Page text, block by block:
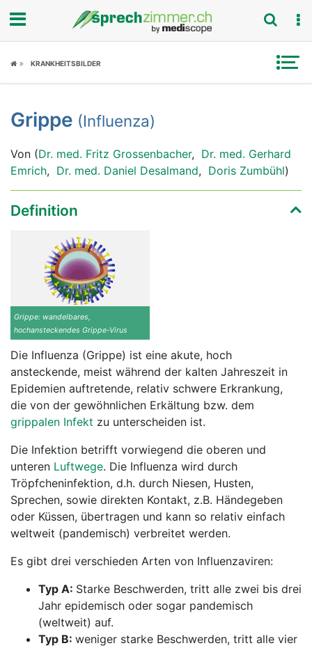
Fokus
Symptome
Untersuchungen
News
Rubriken
KRANKHEITSBILDER
Grippe (Influenza)
Von (Dr. med. Fritz Grossenbacher, Dr. med. Gerhard
Emrich, Dr. med. Daniel Desalmand, Doris Zumbühl)
Definition
Grippe: wandelbares,
hochansteckendes Grippe-Virus
Die Influenza (Grippe) ist eine akute, hoch
ansteckende, meist während der kalten Jahreszeit in
Epidemien auftretende, relativ schwere Erkrankung,
die von der gewöhnlichen Erkältung bzw. dem
grippalen Infekt zu unterscheiden ist.
Die Infektion betrifft vorwiegend die oberen und
unteren Luftwege. Die Influenza wird durch
Tröpfcheninfektion, d.h. durch Niesen, Husten,
Sprechen, sowie direkten Kontakt, z.B. Händegeben
oder Küssen, übertragen und kann so relativ einfach
weltweit (pandemisch) verbreitet werden.
Es gibt drei verschieden Arten von Influenzaviren:
Typ A: Starke Beschwerden, tritt alle zwei bis drei
Jahr epidemisch oder sogar pandemisch
(weltweit) auf.
Typ B: weniger starke Beschwerden, tritt alle vier